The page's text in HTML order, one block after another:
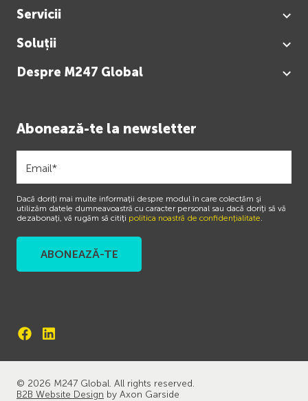
Servicii
Soluții
Despre M247 Global
Abonează-te la newsletter
Dacă doriți mai multe informații despre modul în care colectăm și
utilizăm datele dumneavoastră cu caracter personal sau dacă doriți să vă
dezabonați, vă rugăm să citiți politica noastră de confidențialitate.
© 2026 M247 Global. All rights reserved.
B2B Website Design by Axon Garside